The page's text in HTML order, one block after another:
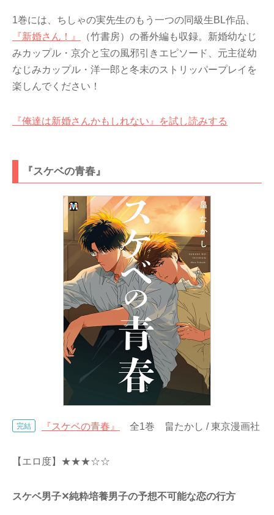
1巻には、ちしゃの実先生のもう一つの同級生BL作品、
『新婚さん！』
（竹書房）の番外編も収録。新婚幼なじ
みカップル・京介と宝の風邪引きエピソード、元主従幼
なじみカップル・洋一郎と冬未のストリッパープレイを
楽しんでください！
『俺達は新婚さんかもしれない』を試し読みする
『スケベの青春』
完結 『スケベの青春』 全1巻 畠たかし / 東京漫画社
【エロ度】★★★☆☆
スケベ男子✕純粋培養男子の予想不可能な恋の行方